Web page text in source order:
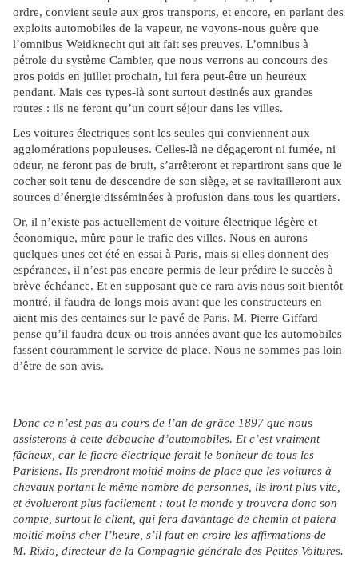
ordre, convient seule aux gros transports, et encore, en parlant des
exploits automobiles de la vapeur, ne voyons-nous guère que
l’omnibus Weidknecht qui ait fait ses preuves. L’omnibus à
pétrole du système Cambier, que nous verrons au concours des
gros poids en juillet prochain, lui fera peut-être un heureux
pendant. Mais ces types-là sont surtout destinés aux grandes
routes : ils ne feront qu’un court séjour dans les villes.
Les voitures électriques sont les seules qui conviennent aux
agglomérations populeuses. Celles-là ne dégageront ni fumée, ni
odeur, ne feront pas de bruit, s’arrêteront et repartiront sans que le
cocher soit tenu de descendre de son siège, et se ravitailleront aux
sources d’énergie disséminées à profusion dans tous les quartiers.
Or, il n’existe pas actuellement de voiture électrique légère et
économique, mûre pour le trafic des villes. Nous en aurons
quelques-unes cet été en essai à Paris, mais si elles donnent des
espérances, il n’est pas encore permis de leur prédire le succès à
brève échéance. Et en supposant que ce rara avis nous soit bientôt
montré, il faudra de longs mois avant que les constructeurs en
aient mis des centaines sur le pavé de Paris. M. Pierre Giffard
pense qu’il faudra deux ou trois années avant que les automobiles
fassent couramment le service de place. Nous ne sommes pas loin
d’être de son avis.
Donc ce n’est pas au cours de l’an de grâce 1897 que nous
assisterons à cette débauche d’automobiles. Et c’est vraiment
fâcheux, car le fiacre électrique ferait le bonheur de tous les
Parisiens. Ils prendront moitié moins de place que les voitures à
chevaux portant le même nombre de personnes, ils iront plus vite,
et évolueront plus facilement : tout le monde y trouvera donc son
compte, surtout le client, qui fera davantage de chemin et paiera
moitié moins cher l’heure, s’il faut en croire les affirmations de
M. Rixio, directeur de la Compagnie générale des Petites Voitures.